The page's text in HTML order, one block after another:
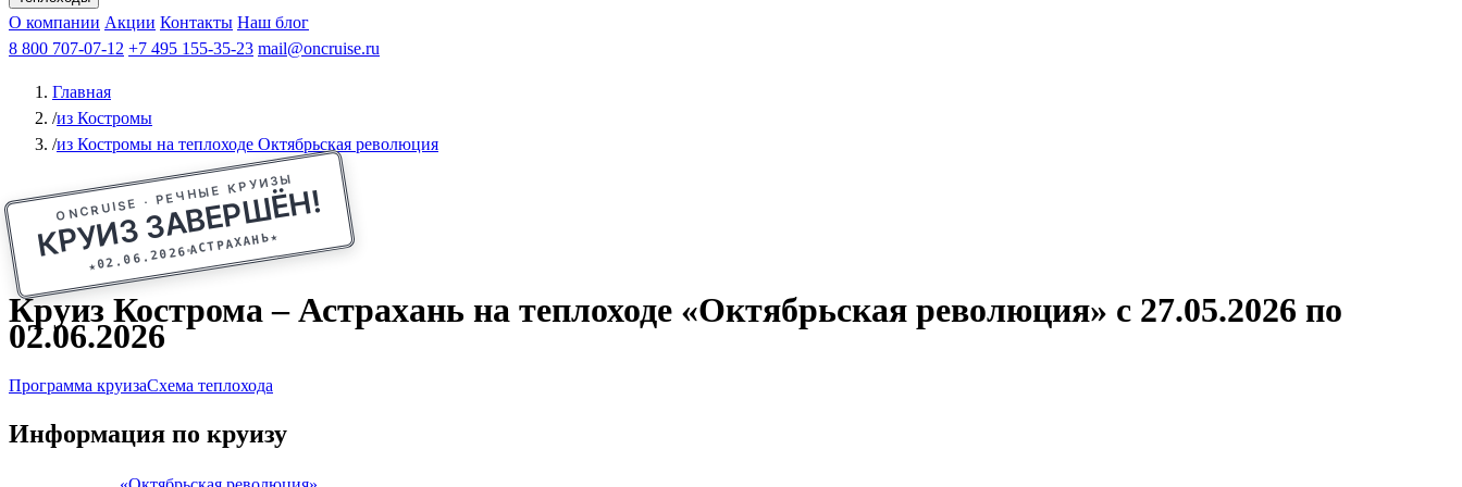
Афанасий Никитин Октябрьская революция
О компании Акции Контакты Наш блог
8 800 707-07-12 +7 495 155-35-23 mail@oncruise.ru
Главная
/из Костромы
/из Костромы на теплоходе Октябрьская революция
ONCRUISE · РЕЧНЫЕ КРУИЗЫ
КРУИЗ ЗАВЕРШЁН!
★02.06.2026АСТРАХАНЬ★
Круиз Кострома – Астрахань на теплоходе «Октябрьская революция» с 27.05.2026 по
02.06.2026
Программа круизаСхема теплохода
Информация по круизу